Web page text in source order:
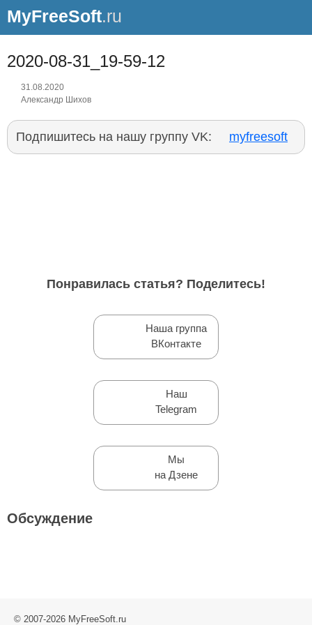
MyFreeSoft.ru
2020-08-31_19-59-12
31.08.2020
Александр Шихов
Подпишитесь на нашу группу VK: myfreesoft
Понравилась статья? Поделитесь!
Наша группа
ВКонтакте
Наш
Telegram
Мы
на Дзене
Обсуждение
© 2007-2026 MyFreeSoft.ru